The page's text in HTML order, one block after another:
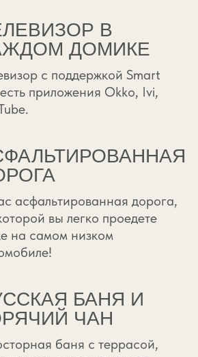
услышать себя,
гармонию и